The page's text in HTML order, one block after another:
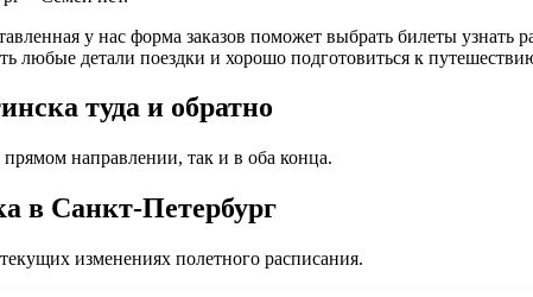
у нас форма заказов поможет выбрать билеты узнать
любые детали поездки и хорошо подготовиться к
туда и обратно
направлении, так и в оба конца.
в Санкт-Петербург
изменениях полетного расписания.